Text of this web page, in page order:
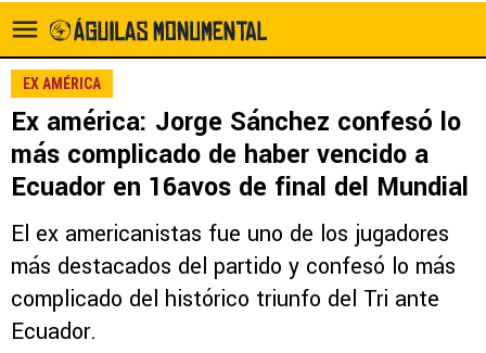
EX AMÉRICA
Ex américa: Jorge Sánchez confesó lo
más complicado de haber vencido a
Ecuador en 16avos de final del Mundial
El ex americanistas fue uno de los jugadores
más destacados del partido y confesó lo más
complicado del histórico triunfo del Tri ante
Ecuador.